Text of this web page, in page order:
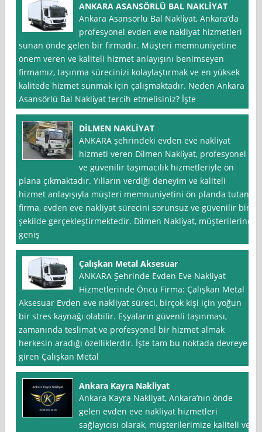
ANKARA ASANSÖRLÜ BAL NAKLİYAT
Ankara Asansörlü Bal Nakli̇yat, Ankara’da
profesyonel evden eve nakliyat hizmetleri
sunan önde gelen bir firmadır. Müşteri memnuniyetine
önem veren ve kaliteli hizmet anlayışını benimseyen
firmamız, taşınma sürecinizi kolaylaştırmak ve en yüksek
kalitede hizmet sunmak için çalışmaktadır. Neden Ankara
Asansörlü Bal Nakli̇yat tercih etmelisiniz? İşte
DİLMEN NAKLİYAT
ANKARA şehrindeki evden eve nakliyat
hizmeti veren Di̇lmen Nakli̇yat, profesyonel
ve güvenilir taşımacılık hizmetleriyle ön
plana çıkmaktadır. Yılların verdiği deneyim ve kaliteli
hizmet anlayışıyla müşteri memnuniyetini ön planda tutan
firma, evden eve nakliyat sürecini sorunsuz ve güvenilir bir
şekilde gerçekleştirmektedir. Di̇lmen Nakli̇yat, müşterilerine
geniş
Çalışkan Metal Aksesuar
ANKARA Şehrinde Evden Eve Nakliyat
Hizmetlerinde Öncü Firma: Çalışkan Metal
Aksesuar Evden eve nakliyat süreci, birçok kişi için yoğun
bir stres kaynağı olabilir. Eşyaların güvenli taşınması,
zamanında teslimat ve profesyonel bir hizmet almak
herkesin aradığı özelliklerdir. İşte tam bu noktada devreye
giren Çalışkan Metal
Ankara Kayra Nakliyat
Ankara Kayra Nakliyat, Ankara’nın önde
gelen evden eve nakliyat hizmetleri
sağlayıcısı olarak, müşterilerimize kaliteli ve